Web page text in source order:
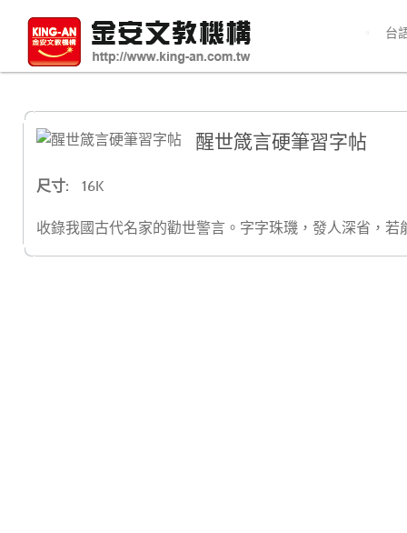
台
醒世箴言硬筆習字帖
尺寸: 16K
收錄我國古代名家的勸世警言。字字珠璣，發人深省，